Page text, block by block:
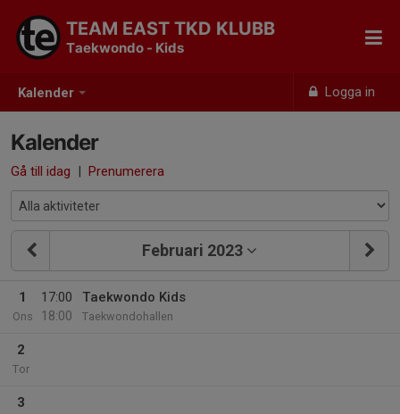
Kalender Logga in
TEAM EAST TKD KLUBB
Taekwondo - Kids
Kalender
Gå till idag | Prenumerera
Februari 2023
1
Ons
17:00
18:00
Taekwondo Kids
Taekwondohallen
2
Tor
3